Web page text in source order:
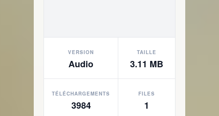
VERSION
Audio
TAILLE
3.11 MB
TÉLÉCHARGEMENTS
3984
FILES
1